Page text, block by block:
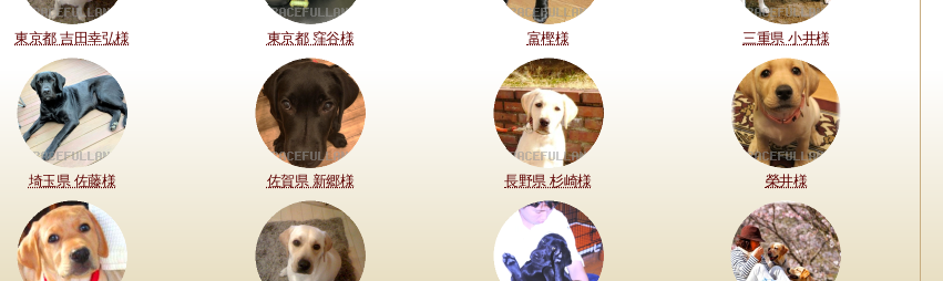
東京都 吉田幸弘様 東京都 窪谷様 富樫様 三重県 小井様
埼玉県 佐藤様 佐賀県 新郷様 長野県 杉崎様 榮井様